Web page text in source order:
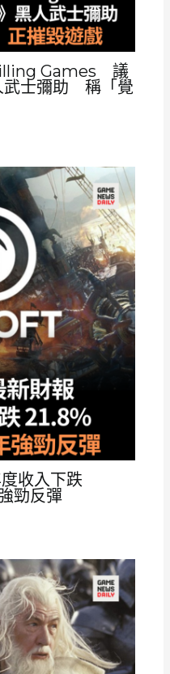
Games 議
武士彌助 稱「覺
收入下跌
勁反彈